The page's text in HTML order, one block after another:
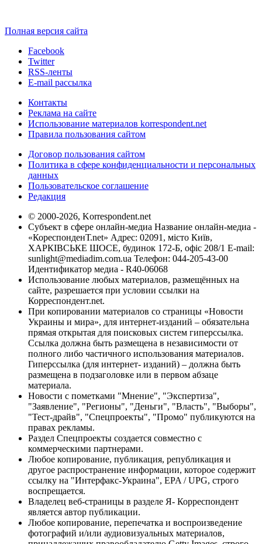
Полная версия сайта
Facebook
Twitter
RSS-ленты
E-mail рассылка
Контакты
Реклама на сайте
Использование материалов korrespondent.net
Правила пользования сайтом
Договор пользования сайтом
Политика в сфере конфиденциальности и персональных
данных
Пользовательское соглашение
Редакция
© 2000-2026, Korrespondent.net
Субъект в сфере онлайн-медиа Название онлайн-медиа -
«КореспонденТ.net» Адрес: 02091, місто Київ,
ХАРКІВСЬКЕ ШОСЕ, будинок 172-Б, офіс 208/1 E-mail:
sunlight@mediadim.com.ua Телефон: 044-205-43-00
Идентификатор медиа - R40-06068
Использование любых материалов, размещённых на
сайте, разрешается при условии ссылки на
Корреспондент.net.
При копировании материалов со страницы «Новости
Украины и мира», для интернет-изданий – обязательна
прямая открытая для поисковых систем гиперссылка.
Ссылка должна быть размещена в независимости от
полного либо частичного использования материалов.
Гиперссылка (для интернет- изданий) – должна быть
размещена в подзаголовке или в первом абзаце
материала.
Новости с пометками "Мнение", "Экспертиза",
"Заявление", "Регионы", "Деньги", "Власть", "Выборы",
"Тест-драйв", "Спецпроекты", "Промо" публикуются на
правах рекламы.
Раздел Спецпроекты создается совместно с
коммерческими партнерами.
Любое копирование, публикация, републикация и
другое распространение информации, которое содержит
ссылку на "Интерфакс-Украина", EPA / UPG, строго
воспрещается.
Владелец веб-страницы в разделе Я- Корреспондент
является автор публикации.
Любое копирование, перепечатка и воспроизведение
фотографий и/или аудиовизуальных материалов,